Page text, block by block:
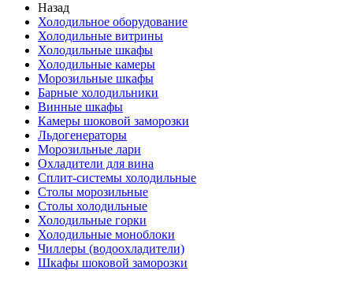
Назад
Холодильное оборудование
Холодильные витрины
Холодильные шкафы
Холодильные камеры
Морозильные шкафы
Барные холодильники
Винные шкафы
Камеры шоковой заморозки
Льдогенераторы
Морозильные лари
Охладители для вина
Сплит-системы холодильные
Столы морозильные
Столы холодильные
Холодильные горки
Холодильные моноблоки
Чиллеры (водоохладители)
Шкафы шоковой заморозки